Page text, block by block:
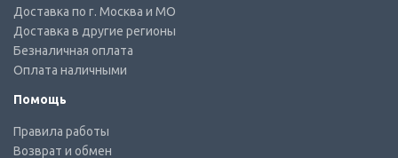
Доставка по г. Москва и МО
Доставка в другие регионы
Безналичная оплата
Оплата наличными
Помощь
Правила работы
Возврат и обмен